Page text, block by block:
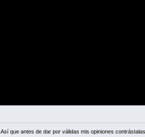
que antes de dar por válidas mis opiniones